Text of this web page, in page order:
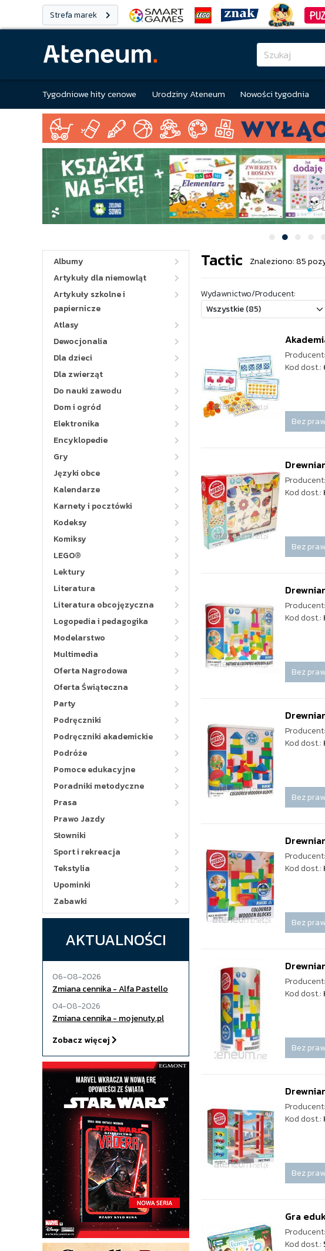
Strefa marek
Tygodniowe hity cenowe Urodziny Ateneum Nowości tygodnia
Albumy
Artykuły dla niemowląt
Artykuły szkolne i
papiernicze
Atlasy
Dewocjonalia
Dla dzieci
Dla zwierząt
Do nauki zawodu
Dom i ogród
Elektronika
Encyklopedie
Gry
Języki obce
Kalendarze
Karnety i pocztówki
Kodeksy
Komiksy
LEGO®
Lektury
Literatura
Literatura obcojęzyczna
Logopedia i pedagogika
Modelarstwo
Multimedia
Oferta Nagrodowa
Oferta Świąteczna
Party
Podręczniki
Podręczniki akademickie
Podróże
Pomoce edukacyjne
Poradniki metodyczne
Prasa
Prawo Jazdy
Słowniki
Sport i rekreacja
Tekstylia
Upominki
Zabawki
AKTUALNOŚCI
06-08-2026
Zmiana cennika - Alfa Pastello
04-08-2026
Zmiana cennika - mojenuty.pl
Zobacz więcej
Tactic Znaleziono: 85
Wydawnictwo/Producent:
Producent:
Kod dost.:
Bez
Producent:
Kod dost.:
Bez
Producent:
Kod dost.:
Bez
Producent:
Kod dost.:
Bez
Producent:
Kod dost.:
Bez
Producent:
Kod dost.:
Bez
Producent:
Kod dost.:
Bez
Gra
Producent:
Kod dost.: